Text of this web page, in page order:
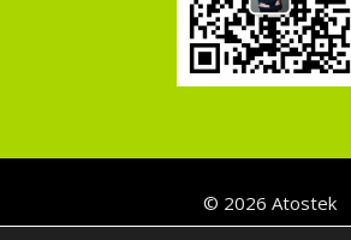
© 2026 Atostek
Privacy Policy